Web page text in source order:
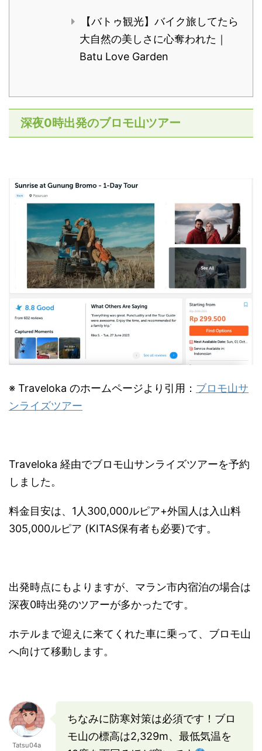
【バトゥ観光】バイク旅してたら
大自然の美しさに心奪われた｜
Batu Love Garden
深夜0時出発のブロモ山ツアー
※ Traveloka のホームページより引用： ブロモ山サ
ンライズツアー
Traveloka 経由でブロモ山サンライズツアーを予約
しました。
料金目安は、1人300,000ルピア+外国人は入山料
305,000ルピア (KITAS保有者も必要)です。
出発時点にもよりますが、マラン市内宿泊の場合は
深夜0時出発のツアーが多かったです。
ホテルまで迎えに来てくれた車に乗って、ブロモ山
へ向けて移動します。
Tatsu04a
ちなみに防寒対策は必須です！ブロ
モ山の標高は2,329m、最低気温を